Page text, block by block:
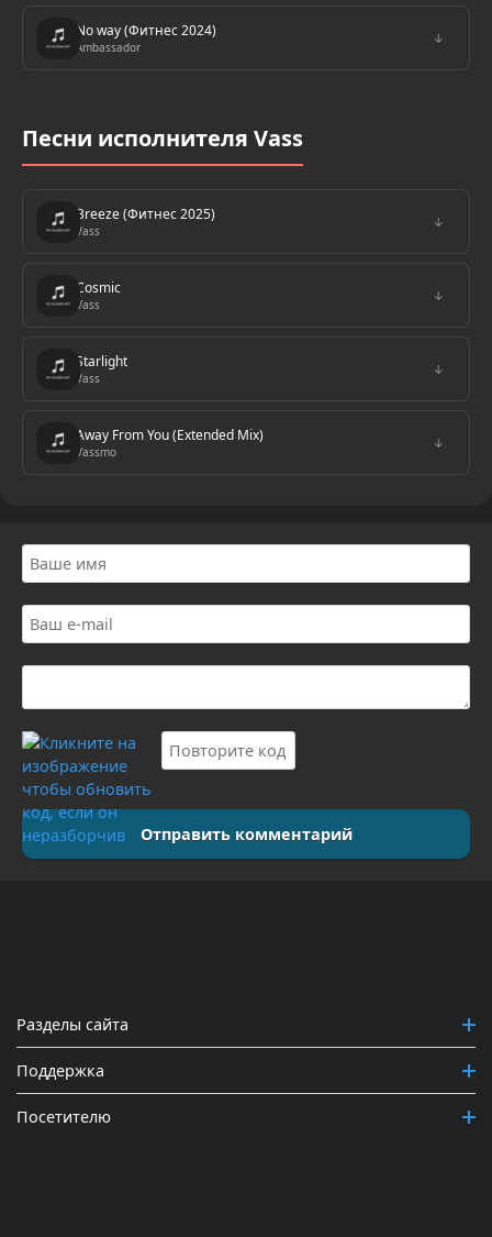
No way (Фитнес 2024)
Ambassador
↓
Песни исполнителя Vass
Breeze (Фитнес 2025)
Vass
↓
Cosmic
Vass
↓
Starlight
Vass
↓
Away From You (Extended Mix)
Vassmo
↓
Отправить комментарий
Разделы сайта
Поддержка
Посетителю